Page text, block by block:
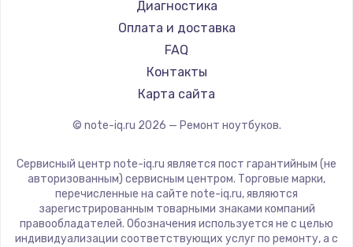
Ремонт ноутбуков CHUWI
Ремонт ноутбуков Colorful
Epson
Philips
LG
Panasonic
ZTE
Hiper
Evga
Диагностика
Оплата и доставка
FAQ
Контакты
Карта сайта
© note-iq.ru 2026 — Ремонт ноутбуков.
Сервисный центр note-iq.ru является пост гарантийным (не
авторизованным) сервисным центром. Торговые марки,
перечисленные на сайте note-iq.ru, являются
зарегистрированным товарными знаками компаний
правообладателей. Обозначения используется не с целью
индивидуализации соответствующих услуг по ремонту, а с